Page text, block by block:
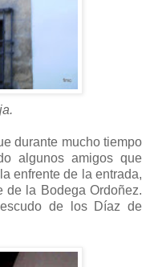
durante mucho tiempo
algunos amigos que
enfrente de la entrada,
de la Bodega Ordoñez.
de los Díaz de